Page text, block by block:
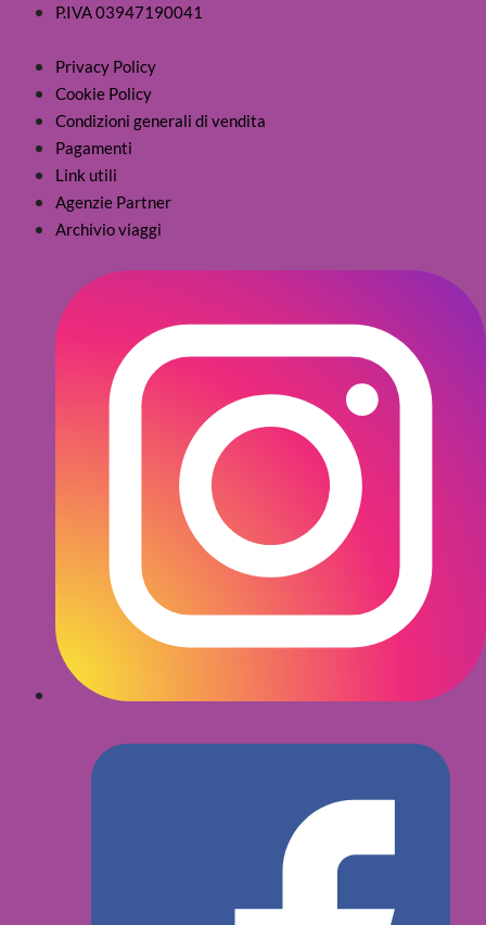
P.IVA 03947190041
Privacy Policy
Cookie Policy
Condizioni generali di vendita
Pagamenti
Link utili
Agenzie Partner
Archivio viaggi